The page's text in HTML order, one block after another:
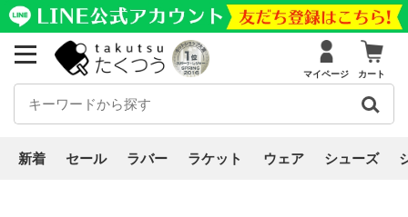
マイページ カート
新着 セール ラバー ラケット ウェア シューズ